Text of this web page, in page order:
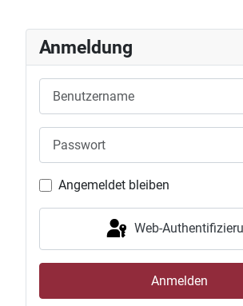
Anmeldung
Angemeldet bleiben
Web-
Anmelden